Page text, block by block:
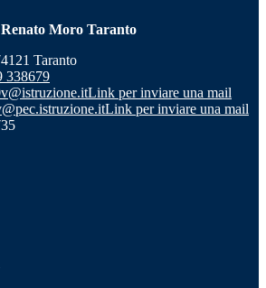
Moro Taranto
Taranto
338679
Link per inviare una mail
Link per inviare una mail